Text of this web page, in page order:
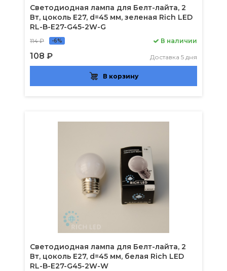
Светодиодная лампа для Белт-лайта, 2
Вт, цоколь Е27, d=45 мм, зеленая Rich LED
RL-B-E27-G45-2W-G
114 ₽ -6%
108 ₽
В наличии
Доставка 5 дня
В корзину
Светодиодная лампа для Белт-лайта, 2
Вт, цоколь Е27, d=45 мм, белая Rich LED
RL-B-E27-G45-2W-W